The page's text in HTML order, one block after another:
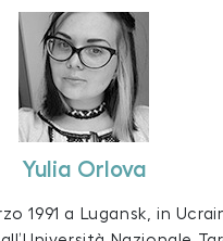
Yulia Orlova
1991 a Lugansk, in